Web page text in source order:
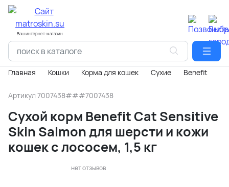
Ваш интернет-магазин
Главная Кошки Корма для кошек Сухие Benefit
Артикул 7007438###7007438
Сухой корм Benefit Cat Sensitive
Skin Salmon для шерсти и кожи
кошек с лососем, 1,5 кг
нет отзывов